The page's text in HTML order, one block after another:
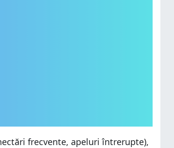
frecvente, apeluri întrerupte),